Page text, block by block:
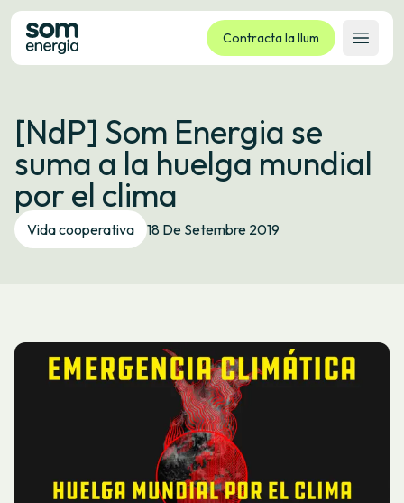
Contracta la llum
Obrir
Tarifes
Serveis
Empreses
La cooperativa
Contacte
[NdP] Som Energia se
suma a la huelga mundial
por el clima
Vida cooperativa 18 De Setembre 2019